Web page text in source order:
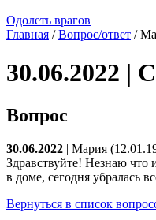
Одолеть врагов
Главная /Вопрос/ответ /
30.06.2022 |
Вопрос
30.06.2022 | Мария
Здравствуйте! Незнаю что
в доме, сегодня убралась
Вернуться в список